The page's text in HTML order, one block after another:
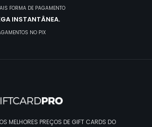
FORMA DE PAGAMENTO
INSTANTÂNEA.
NO PIX
MELHORES PREÇOS DE GIFT CARDS DO